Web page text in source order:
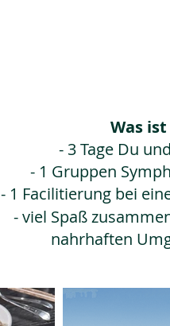
Was
- 3 Tage Du
- 1 Gruppen
- 1 Facilitierung bei
- viel Spaß
nahrhaften